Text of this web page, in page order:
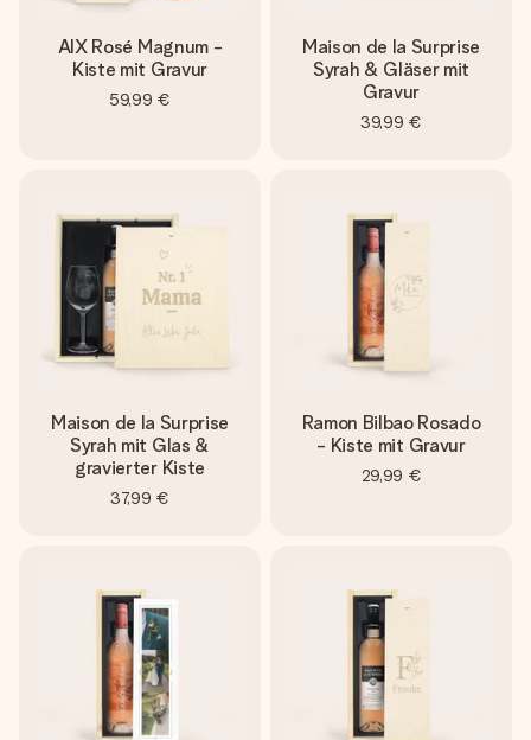
AIX Rosé Magnum -
Kiste mit Gravur
59,99 €
Maison de la Surprise
Syrah & Gläser mit
Gravur
39,99 €
Maison de la Surprise
Syrah mit Glas &
gravierter Kiste
37,99 €
Ramon Bilbao Rosado
- Kiste mit Gravur
29,99 €